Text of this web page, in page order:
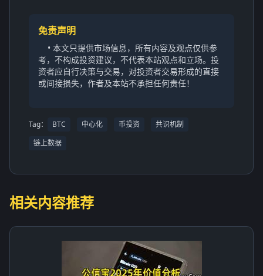
免责声明
• 本文只提供市场信息，所有内容及观点仅供参
考，不构成投资建议，不代表本站观点和立场。投
资者应自行决策与交易，对投资者交易形成的直接
或间接损失，作者及本站不承担任何责任！
Tag： BTC 中心化 币投资
共识机制
链上数据
相关内容推荐